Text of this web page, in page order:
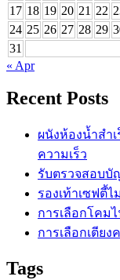
17 18 19 20 21 22
24 25 26 27 28 29
31
« Apr
Recent Posts
ผนังห้องน้ำสำ
ความเร็ว
รับตรวจสอบบั
รองเท้าเซฟตี้ไ
การเลือกโคม
การเลือกเตีย
Tags